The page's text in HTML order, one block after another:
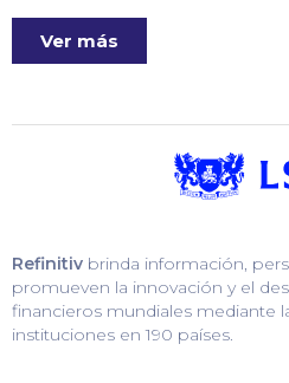
Ver más
Refinitiv brinda información,
promueven la innovación y el
financieros mundiales mediante
instituciones en 190 países.